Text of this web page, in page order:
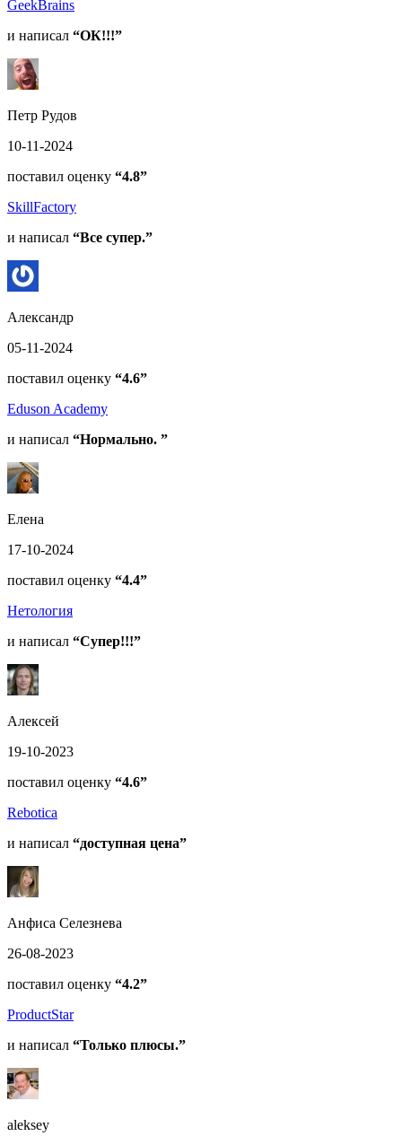
GeekBrains
и написал “ОК!!!”
Петр Рудов
10-11-2024
поставил оценку “4.8”
SkillFactory
и написал “Все супер.”
Александр
05-11-2024
поставил оценку “4.6”
Eduson Academy
и написал “Нормально. ”
Елена
17-10-2024
поставил оценку “4.4”
Нетология
и написал “Супер!!!”
Алексей
19-10-2023
поставил оценку “4.6”
Rebotica
и написал “доступная цена”
Анфиса Селезнева
26-08-2023
поставил оценку “4.2”
ProductStar
и написал “Только плюсы.”
aleksey